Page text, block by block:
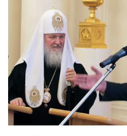
запрещают религиозным
находиться в подчинении
иностранном государстве и
угрозу безопасности
В противном случае МВД